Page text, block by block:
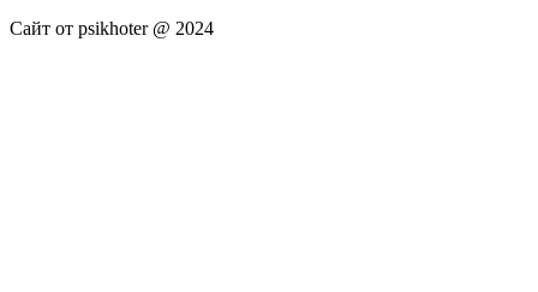
Сайт от psikhoter @ 2024